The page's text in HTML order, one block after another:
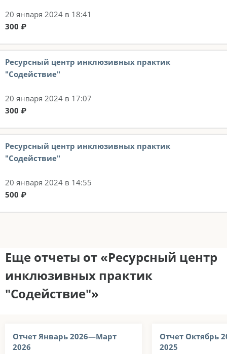
20 января 2024 в 18:41
300 ₽
Ресурсный центр инклюзивных практик
"Содействие"
20 января 2024 в 17:07
300 ₽
Ресурсный центр инклюзивных практик
"Содействие"
20 января 2024 в 14:55
500 ₽
Еще отчеты от «Ресурсный центр
инклюзивных практик
"Содействие"»
Отчет Январь 2026—Март
2026
Отчет Октябрь
2025